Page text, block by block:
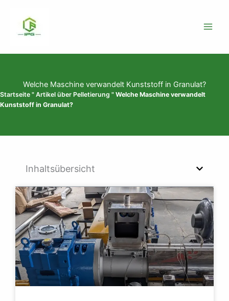
springen
Welche Maschine verwandelt Kunststoff in Granulat?
Startseite " Artikel über Pelletierung " Welche Maschine verwandelt
Kunststoff in Granulat?
Inhaltsübersicht